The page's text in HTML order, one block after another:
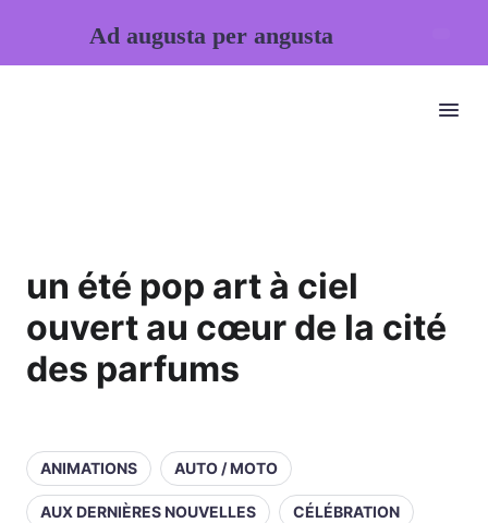
un été pop art à ciel
ouvert au cœur de la cité
des parfums
ANIMATIONS AUTO / MOTO
AUX DERNIÈRES NOUVELLES CÉLÉBRATION
Ad augusta per angusta